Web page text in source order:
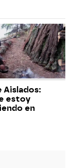
Aislados:
estoy
en